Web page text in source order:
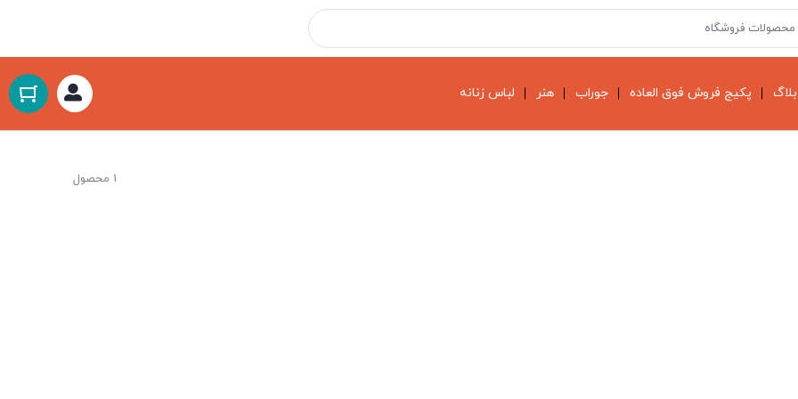
بلاگ پکیج فروش فوق العاده جوراب هنر لباس زنانه
1 محصول